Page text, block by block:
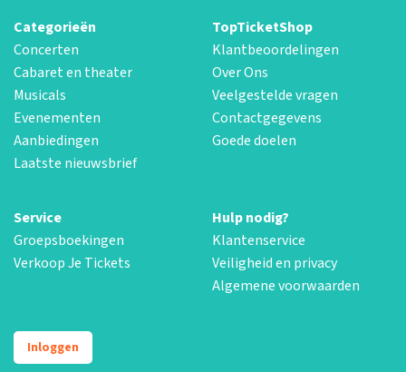
Categorieën
Concerten
Cabaret en theater
Musicals
Evenementen
Aanbiedingen
Laatste nieuwsbrief
TopTicketShop
Klantbeoordelingen
Over Ons
Veelgestelde vragen
Contactgegevens
Goede doelen
Service
Groepsboekingen
Verkoop Je Tickets
Hulp nodig?
Klantenservice
Veiligheid en privacy
Algemene voorwaarden
Inloggen